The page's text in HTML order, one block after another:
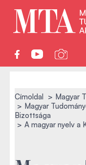
Címoldal
Magyar
Magyar
Bizottsága
A magyar nyelv a